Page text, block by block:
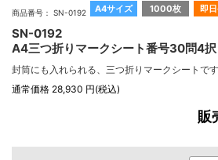
A4サイズ 1000枚 即
商品番号： SN-0192
SN-0192
A4三つ折りマークシート番号30問4択
封筒にも入れられる、三つ折りマークシートです
通常価格 28,930 円(税込)
販